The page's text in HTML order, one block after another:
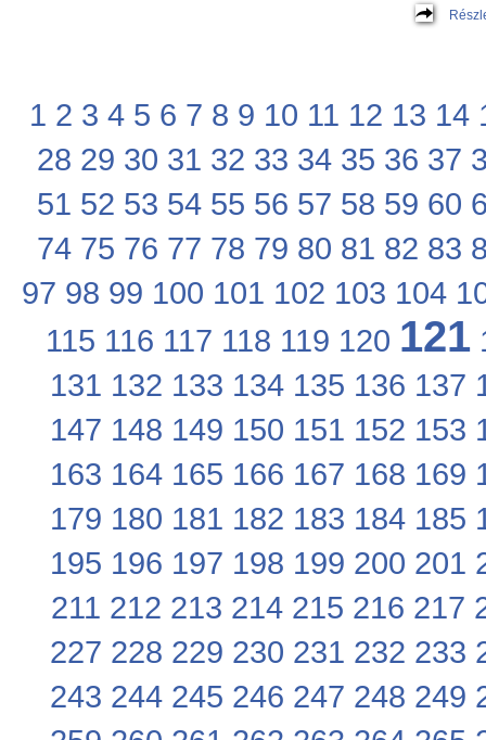
1 2 3 4 5 6 7 8 9 10 11 12 13 14
28 29 30 31 32 33 34 35 36 37
51 52 53 54 55 56 57 58 59 60
74 75 76 77 78 79 80 81 82 83
97 98 99 100 101 102 103 104
115 116 117 118 119 120 121
131 132 133 134 135 136 137
147 148 149 150 151 152 153
163 164 165 166 167 168 169
179 180 181 182 183 184 185
195 196 197 198 199 200 201
211 212 213 214 215 216 217
227 228 229 230 231 232 233
243 244 245 246 247 248 249